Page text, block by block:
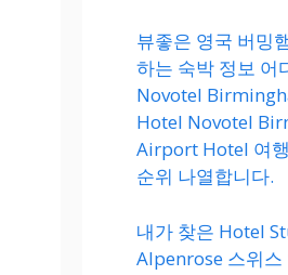
뷰좋은 영국 버밍
하는 숙박 정보 어
Novotel
Hotel Novotel
Airport Hotel 여
순위 나열합니다.
내가 찾은 Hotel
Alpenrose 스위스